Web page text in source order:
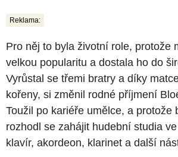
Reklama:
Pro něj to byla životní role, protože
velkou popularitu a dostala ho do
Vyrůstal se třemi bratry a díky
kořeny, si změnil rodné příjmení
Toužil po kariéře umělce, a protože
rozhodl se zahájit hudební studia
klavír, akordeon, klarinet a další